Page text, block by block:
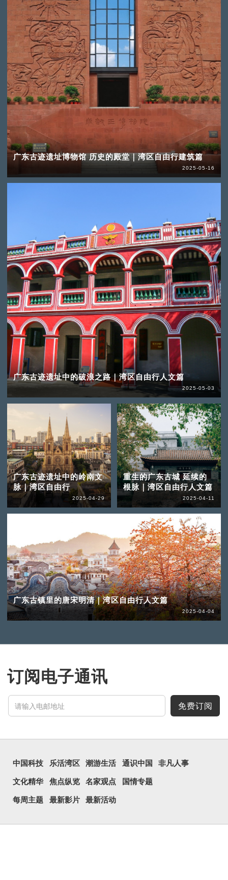
广东古迹遗址博物馆 历史的殿堂｜湾区自由行建筑篇
2025-05-16
广东古迹遗址中的破浪之路｜湾区自由行人文篇
2025-05-03
广东古迹遗址中的岭南文
脉｜湾区自由行
2025-04-29
重生的广东古城 延续的
根脉｜湾区自由行人文篇
2025-04-11
广东古镇里的唐宋明清｜湾区自由行人文篇
2025-04-04
订阅电子通讯
免费订阅
中国科技 乐活湾区 潮游生活 通识中国 非凡人事
文化精华 焦点纵览 名家观点 国情专题
每周主题 最新影片 最新活动